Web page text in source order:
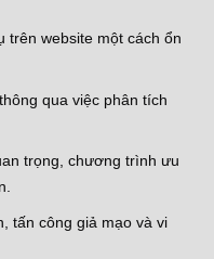
trên website một cách ổn
qua việc phân tích
trọng, chương trình ưu
tấn công giả mạo và vi